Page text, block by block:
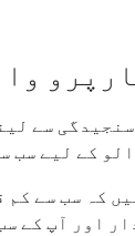
سے
کے لیے سب
کہ سب سے کم
اور آپ کے